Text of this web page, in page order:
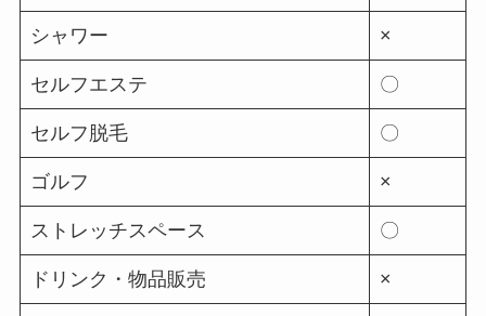
シャワー ×
セルフエステ 〇
セルフ脱毛 〇
ゴルフ ×
ストレッチスペース 〇
ドリンク・物品販売 ×